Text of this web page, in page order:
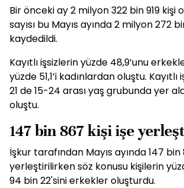
Bir önceki ay 2 milyon 322 bin 919 kişi
sayısı bu Mayıs ayında 2 milyon 272
kaydedildi.
Kayıtlı işsizlerin yüzde 48,9’unu
yüzde 51,1’i kadınlardan oluştu.
21 de 15-24 arası yaş grubunda yer
oluştu.
147 bin 867 kişi işe
İşkur tarafından Mayıs ayında 147
yerleştirilirken söz konusu kişilerin
94 bin 22'sini erkekler oluşturdu.